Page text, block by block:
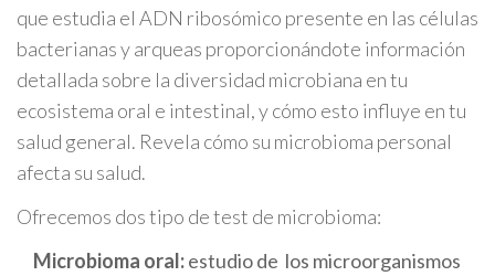
que estudia el ADN ribosómico presente en las células
bacterianas y arqueas proporcionándote información
detallada sobre la diversidad microbiana en tu
ecosistema oral e intestinal, y cómo esto influye en tu
salud general. Revela cómo su microbioma personal
afecta su salud.
Ofrecemos dos tipo de test de microbioma:
Microbioma oral:estudio de los microorganismos